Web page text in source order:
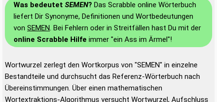
Was bedeutet SEMEN? Das Scrabble online Wörterbuch
liefert Dir Synonyme, Definitionen und Wortbedeutungen
von SEMEN. Bei Fehlern oder in Streitfällen hast Du mit der
online Scrabble Hilfe immer "ein Ass im Ärmel"!
Wortwurzel zerlegt den Wortkorpus von "SEMEN" in einzelne
Bestandteile und durchsucht das Referenz-Wörterbuch nach
Übereinstimmungen. Über einen mathematischen
Wortextraktions-Algorithmus versucht Wortwurzel, Aufschluss